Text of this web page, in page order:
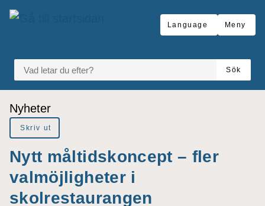
Gå till innehåll
Language Meny
VAD LETAR DU EFTER?
Sök
Du är här:
Nyheter
Skriv ut
Nytt måltidskoncept – fler
valmöjligheter i
skolrestaurangen